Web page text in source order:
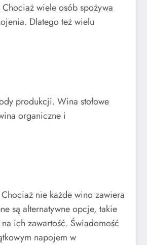
wiele osób spożywa
Dlatego też wielu
produkcji. Wina stołowe
organiczne i
nie każde wino zawiera
są alternatywne opcje, takie
ich zawartość. Świadomość
napojem w